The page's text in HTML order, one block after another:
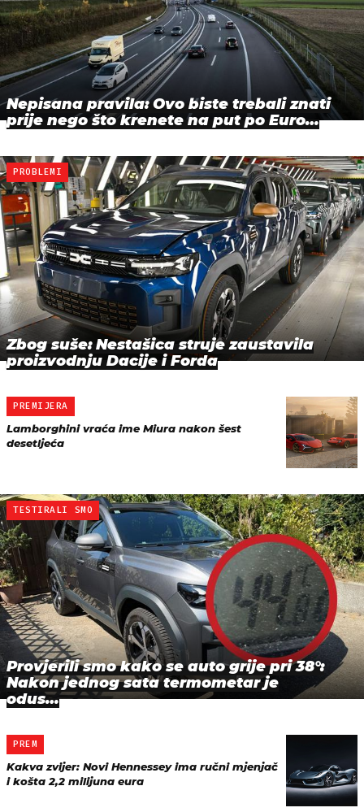
Nepisana pravila: Ovo biste trebali znati
prije nego što krenete na put po Euro…
PROBLEMI
Zbog suše: Nestašica struje zaustavila
proizvodnju Dacije i Forda
PREMIJERA
Lamborghini vraća ime Miura nakon šest
desetljeća
TESTIRALI SMO
Provjerili smo kako se auto grije pri 38°:
Nakon jednog sata termometar je
odus…
PREM
Kakva zvijer: Novi Hennessey ima ručni mjenjač
i košta 2,2 milijuna eura